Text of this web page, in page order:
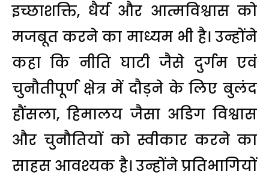
इच्छाशक्ति, धैर्य और आत्मविश्वास को
मजबूत करने का माध्यम भी है। उन्होंने
कहा कि नीति घाटी जैसे दुर्गम एवं
चुनौतीपूर्ण क्षेत्र में दौड़ने के लिए बुलंद
हौंसला, हिमालय जैसा अडिग विश्वास
और चुनौतियों को स्वीकार करने का
साहस आवश्यक है। उन्होंने प्रतिभागियों